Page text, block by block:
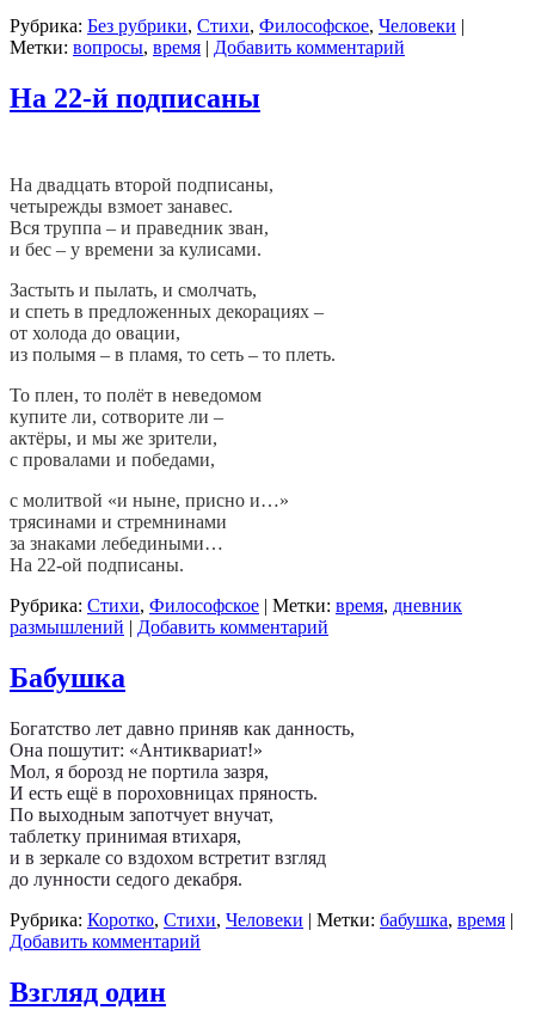
Рубрика: Без рубрики, Стихи, Философское, Человеки |
Метки: вопросы, время | Добавить комментарий
На 22-й подписаны
На двадцать второй подписаны,
четырежды взмоет занавес.
Вся труппа – и праведник зван,
и бес – у времени за кулисами.
Застыть и пылать, и смолчать,
и спеть в предложенных декорациях –
от холода до овации,
из полымя – в пламя, то сеть – то плеть.
То плен, то полёт в неведомом
купите ли, сотворите ли –
актёры, и мы же зрители,
с провалами и победами,
с молитвой «и ныне, присно и…»
трясинами и стремнинами
за знаками лебедиными…
На 22-ой подписаны.
Рубрика: Стихи, Философское Метки: время, дневник
размышлений
Добавить комментарий
Бабушка
Богатство лет давно приняв как данность,
Она пошутит: «Антиквариат!»
Мол, я борозд не портила зазря,
И есть ещё в пороховницах пряность.
По выходным запотчует внучат,
таблетку принимая втихаря,
и в зеркале со вздохом встретит взгляд
до лунности седого декабря.
Рубрика: Коротко, Стихи, Человеки | Метки: бабушка, время |
Добавить комментарий
Взгляд один